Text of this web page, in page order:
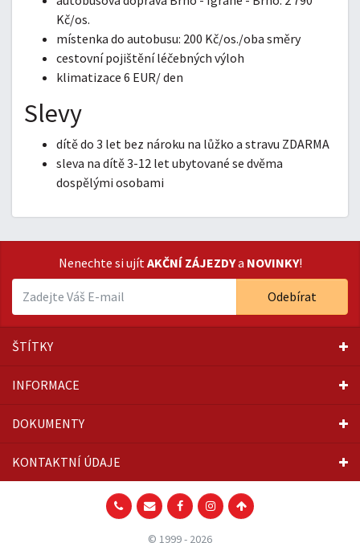
Kč/os.
místenka do autobusu: 200 Kč/os./oba směry
cestovní pojištění léčebných výloh
klimatizace 6 EUR/ den
Slevy
dítě do 3 let bez nároku na lůžko a stravu ZDARMA
sleva na dítě 3-12 let ubytované se dvěma
dospělými osobami
Nenechte si ujít AKČNÍ ZÁJEZDYa NOVINKY!
Odebírat
ŠTÍTKY
INFORMACE
DOKUMENTY
KONTAKTNÍ ÚDAJE
© 1999 - 2026